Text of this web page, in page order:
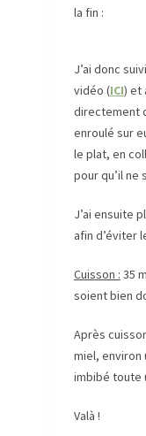
la fin :
J’ai donc
vidéo (ICI) et
directement
enroulé sur
le plat, en
pour qu’il ne
J’ai ensuite
afin d’éviter
Cuisson : 35
soient bien
Après
miel, environ
imbibé toute
Valà !